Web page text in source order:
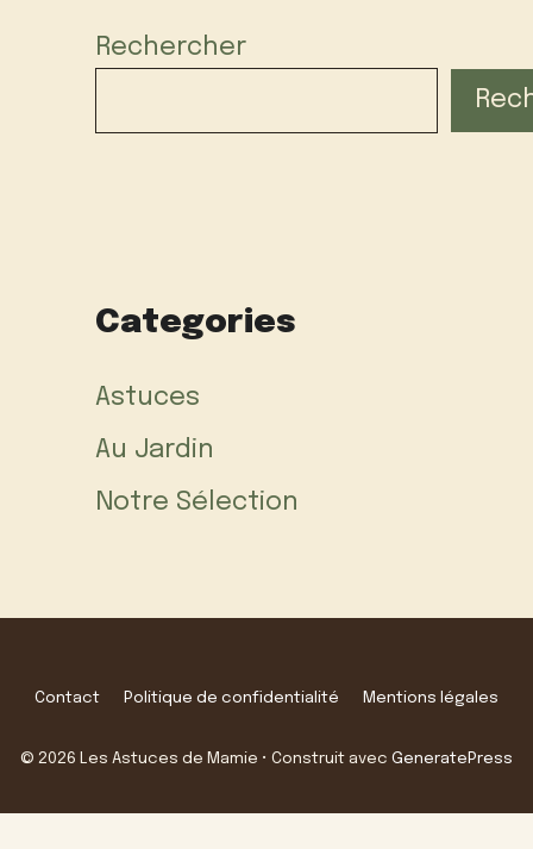
Rechercher
Categories
Astuces
Au Jardin
Notre Sélection
Contact Politique de confidentialité Mentions légales
© 2026 Les Astuces de Mamie • Construit avec GeneratePress